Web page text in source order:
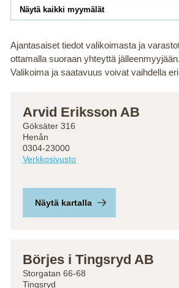
Ajantasaiset tiedot valikoimasta ja
ottamalla suoraan yhteyttä jälleenmyyjään.
Valikoima ja saatavuus voivat vaihdella
Arvid Eriksson AB
Göksäter 316
Henån
0304-23000
Verkkosivusto
Näytä kartalla
Börjes i Tingsryd AB
Storgatan 66-68
Tingsryd